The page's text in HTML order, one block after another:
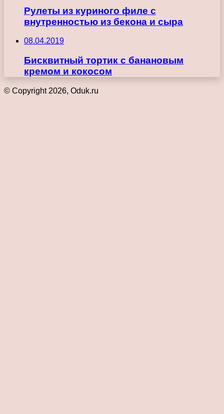
Рулеты из куриного филе с
внутренностью из бекона и сыра
08.04.2019
Бисквитный тортик с банановым
кремом и кокосом
© Copyright 2026, Oduk.ru